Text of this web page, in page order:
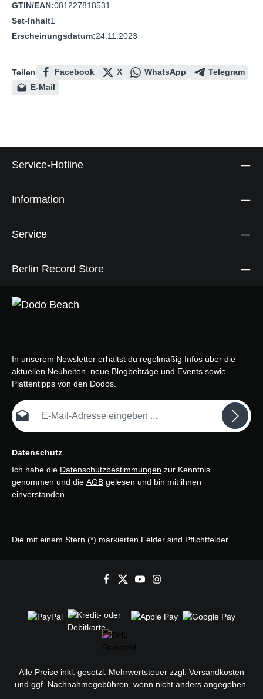
GTIN/EAN:081227818531
Set-Inhalt1
Erscheinungsdatum:24.11.2023
Teilen Facebook X WhatsApp
Telegram
E-Mail
Service-Hotline
Information
Service
Berlin Record Store
In unserem Newsletter erhältst du regelmäßig Infos über die
aktuellen Neuheiten, neue Blogbeiträge und Events sowie
Plattentipps von den Dodos.
E-Mail-Adresse*
Datenschutz
Ich habe die Datenschutzbestimmungen zur Kenntnis
genommen und die AGB gelesen und bin mit ihnen
einverstanden.
Die mit einem Stern (*) markierten Felder sind Pflichtfelder.
Alle Preise inkl. gesetzl. Mehrwertsteuer zzgl. Versandkosten
und ggf. Nachnahmegebühren, wenn nicht anders angegeben.